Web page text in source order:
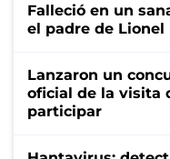
Falleció en un
el padre de Lionel
Lanzaron un
oficial de la visita
participar